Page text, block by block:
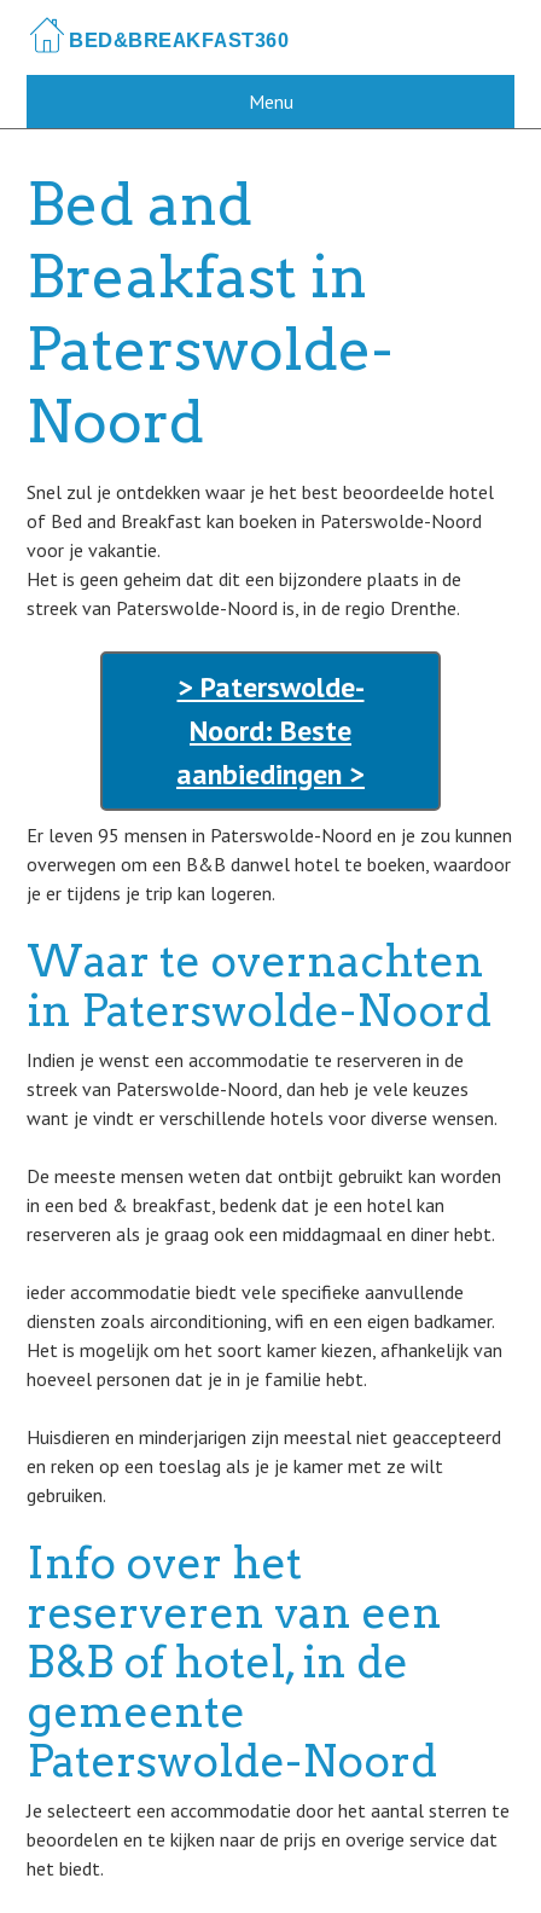
main
Menu
Bed and
Breakfast in
Paterswolde-
Noord
Snel zul je ontdekken waar je het best beoordeelde hotel
of Bed and Breakfast kan boeken in Paterswolde-Noord
voor je vakantie.
Het is geen geheim dat dit een bijzondere plaats in de
streek van Paterswolde-Noord is, in de regio Drenthe.
> Paterswolde-
Noord: Beste
aanbiedingen >
Er leven 95 mensen in Paterswolde-Noord en je zou kunnen
overwegen om een B&B danwel hotel te boeken, waardoor
je er tijdens je trip kan logeren.
Waar te overnachten
in Paterswolde-Noord
Indien je wenst een accommodatie te reserveren in de
streek van Paterswolde-Noord, dan heb je vele keuzes
want je vindt er verschillende hotels voor diverse wensen.
De meeste mensen weten dat ontbijt gebruikt kan worden
in een bed & breakfast, bedenk dat je een hotel kan
reserveren als je graag ook een middagmaal en diner hebt.
ieder accommodatie biedt vele specifieke aanvullende
diensten zoals airconditioning, wifi en een eigen badkamer.
Het is mogelijk om het soort kamer kiezen, afhankelijk van
hoeveel personen dat je in je familie hebt.
Huisdieren en minderjarigen zijn meestal niet geaccepteerd
en reken op een toeslag als je je kamer met ze wilt
gebruiken.
Info over het
reserveren van een
B&B of hotel, in de
gemeente
Paterswolde-Noord
Je selecteert een accommodatie door het aantal sterren te
beoordelen en te kijken naar de prijs en overige service dat
het biedt.